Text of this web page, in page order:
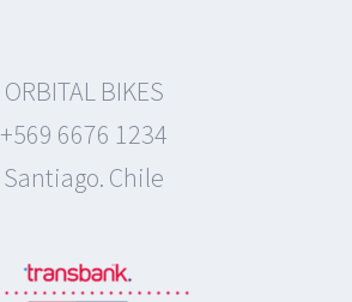
ORBITAL BIKES
+569 6676 1234
Santiago. Chile